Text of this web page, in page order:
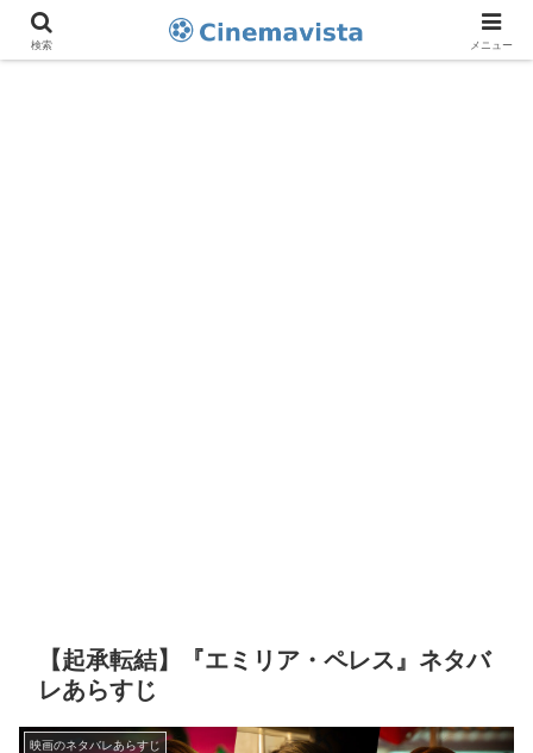
【起承転結】『エミリア・ペレス』ネタバ
レあらすじ
映画のネタバレあらすじ
検索 メニュー